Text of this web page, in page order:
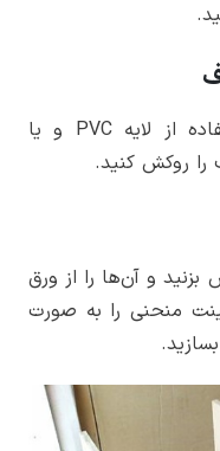
پس از پر کردن شکاف‌ها، با استفاده از لایه PVC و یا
را روکش کنید.
و آن‌ها را از ورق
منحنی را به صورت